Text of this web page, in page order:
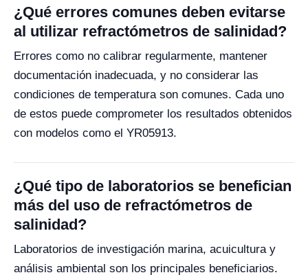
¿Qué errores comunes deben evitarse
al utilizar refractómetros de salinidad?
Errores como no calibrar regularmente, mantener
documentación inadecuada, y no considerar las
condiciones de temperatura son comunes. Cada uno
de estos puede comprometer los resultados obtenidos
con modelos como el YR05913.
¿Qué tipo de laboratorios se benefician
más del uso de refractómetros de
salinidad?
Laboratorios de investigación marina, acuicultura y
análisis ambiental son los principales beneficiarios.